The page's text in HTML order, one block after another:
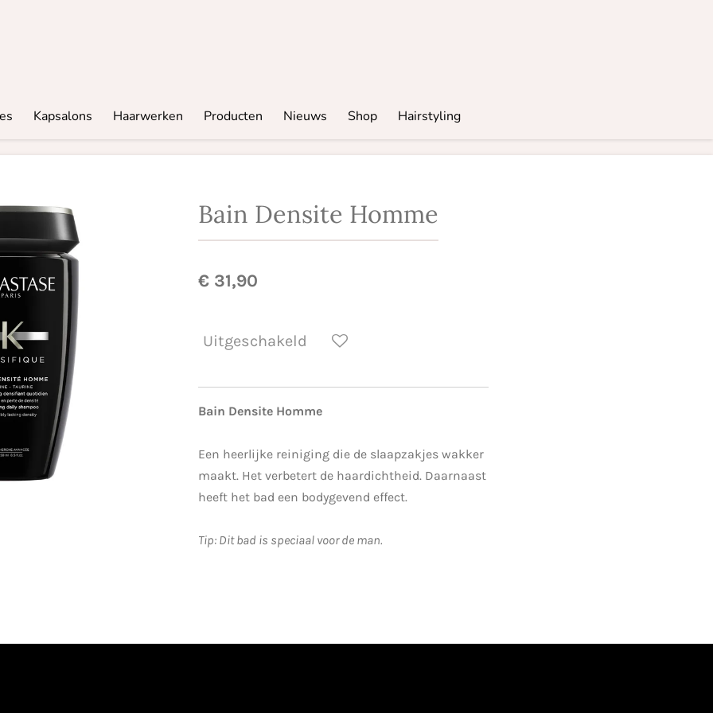
Kapsalons Haarwerken Producten Nieuws Shop Hairstyling
Bain Densite Homme
€ 31,90
Uitgeschakeld
Bain Densite Homme
Een heerlijke reiniging die de slaapzakjes wakker
maakt. Het verbetert de haardichtheid. Daarnaast
heeft het bad een bodygevend effect.
Tip: Dit bad is speciaal voor de man.